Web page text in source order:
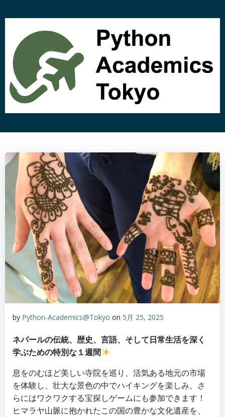
ン
ン
ツ
へ
キ
ッ
プ
by Python-Academics@Tokyo on 5月 25, 2025
ネパールの伝統、歴史、言語、そして日常生活を深く
学ぶための特別な１週間
息をのむほど美しい寺院を巡り、活気ある地元の市場
を体験し、壮大な景色の中でハイキングを楽しみ、さ
らにはワクワクする宝探しゲームにも参加できます！
ヒマラヤ山脈に抱かれたこの国の豊かな文化遺産を、